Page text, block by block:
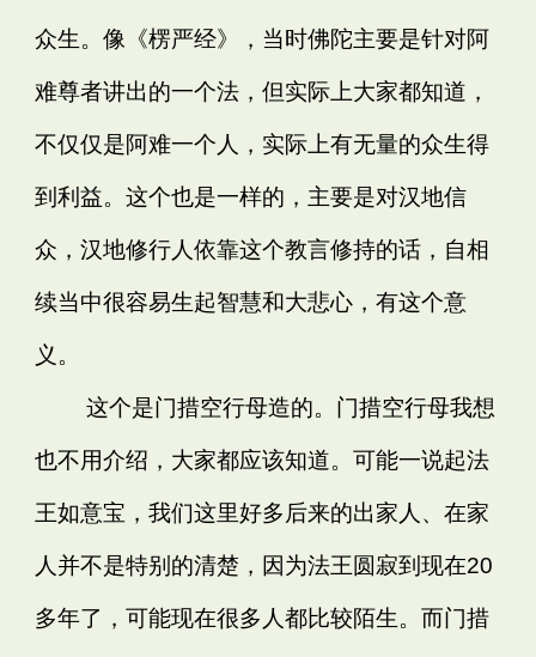
众生。像《楞严经》，当时佛陀主要是针对阿
难尊者讲出的一个法，但实际上大家都知道，
不仅仅是阿难一个人，实际上有无量的众生得
到利益。这个也是一样的，主要是对汉地信
众，汉地修行人依靠这个教言修持的话，自相
续当中很容易生起智慧和大悲心，有这个意
义。
这个是门措空行母造的。门措空行母我想
也不用介绍，大家都应该知道。可能一说起法
王如意宝，我们这里好多后来的出家人、在家
人并不是特别的清楚，因为法王圆寂到现在20
多年了，可能现在很多人都比较陌生。而门措